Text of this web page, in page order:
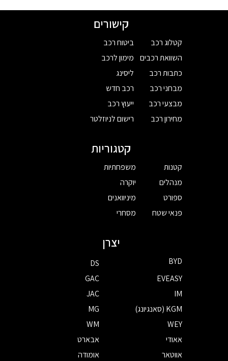
קישורים
קטלוג רכב
השוואת רכבים
כתבות רכב
מבחני רכב
מבצעי רכב
מחירון רכב
ביטוח רכב
מימון לרכב
ליסינג
רכב חדש
ייעוץ רכב
רישום לניוזלטר
קטגוריות
קטנות
מנהלים
ספורט
פנאי שטח
משפחתיות
יוקרה
מיניוואנים
מסחרי
יצרן
BYD
DS
EVEASY
GAC
IM
JAC
KGM (סאנגיונג)
MG
WEY
WM
אאודי
אבארט
אווטאר
אומודה